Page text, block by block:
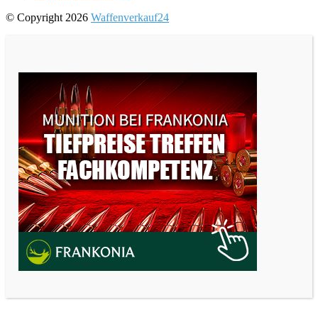
© Copyright 2026 Waffenverkauf24